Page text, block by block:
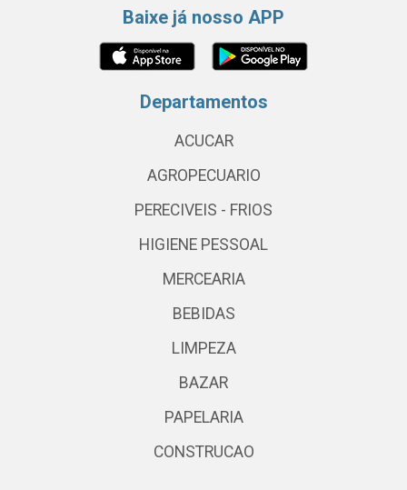
Baixe já nosso APP
Departamentos
ACUCAR
AGROPECUARIO
PERECIVEIS - FRIOS
HIGIENE PESSOAL
MERCEARIA
BEBIDAS
LIMPEZA
BAZAR
PAPELARIA
CONSTRUCAO